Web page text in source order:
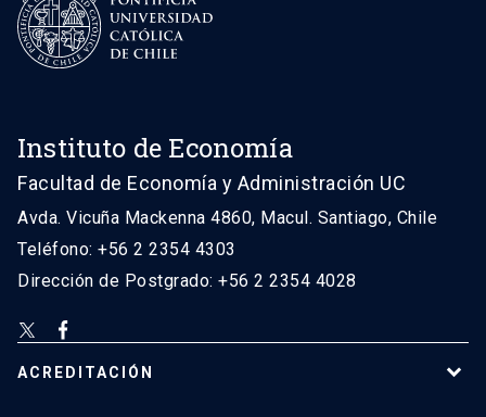
Instituto de Economía
Facultad de Economía y Administración UC
Avda. Vicuña Mackenna 4860, Macul. Santiago, Chile
Teléfono: +56 2 2354 4303
Dirección de Postgrado: +56 2 2354 4028
ACREDITACIÓN